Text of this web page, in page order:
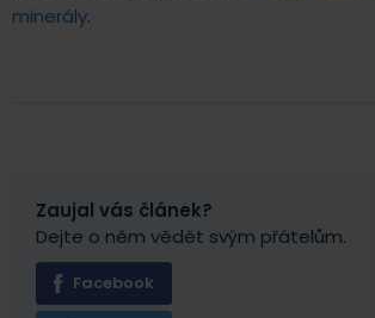
minerály.
Zaujal vás článek?
Dejte o něm vědět svým přátelům.
Facebook